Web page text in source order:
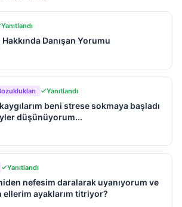
Yanıtlandı
Danışan Yorumu
Yanıtlandı
beni strese sokmaya başladı
düşünüyorum...
Yanıtlandı
nefesim daralarak uyanıyorum ve
ayaklarım titriyor?